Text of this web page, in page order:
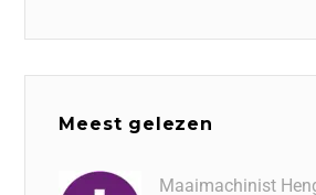
Meest gelezen
Maaimachinist